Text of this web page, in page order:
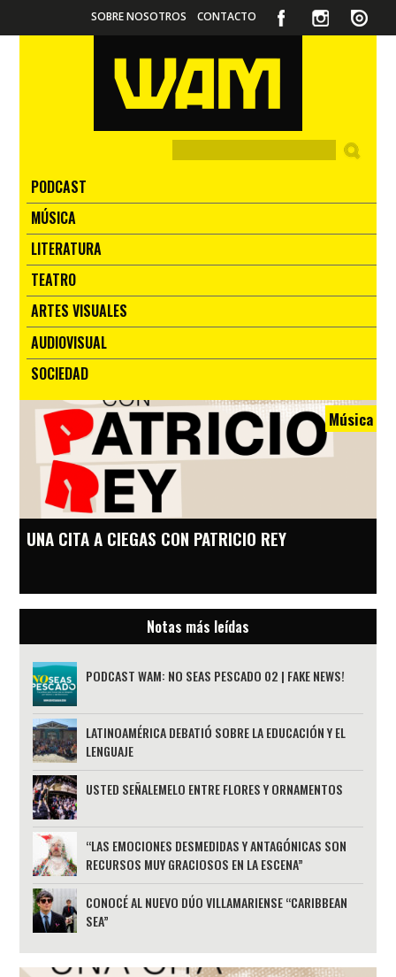
SOBRE NOSOTROS CONTACTO
PODCAST
MÚSICA
LITERATURA
TEATRO
ARTES VISUALES
AUDIOVISUAL
SOCIEDAD
Música
UNA CITA A CIEGAS CON PATRICIO REY
Notas más leídas
PODCAST WAM: NO SEAS PESCADO 02 | FAKE NEWS!
LATINOAMÉRICA DEBATIÓ SOBRE LA EDUCACIÓN Y EL
LENGUAJE
USTED SEÑALEMELO ENTRE FLORES Y ORNAMENTOS
“LAS EMOCIONES DESMEDIDAS Y ANTAGÓNICAS SON
RECURSOS MUY GRACIOSOS EN LA ESCENA”
CONOCÉ AL NUEVO DÚO VILLAMARIENSE “CARIBBEAN
SEA”